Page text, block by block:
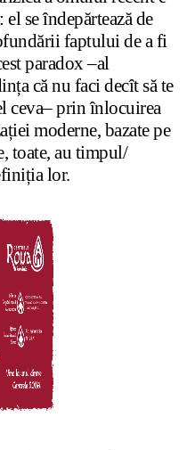
se îndepărtează de
faptului de a fi
paradox –al
că nu faci decît să te
ceva– prin înlocuirea
moderne, bazate pe
toate, au timpul/
lor.